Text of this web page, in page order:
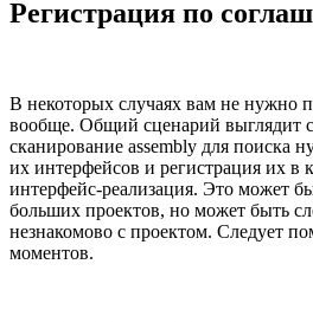
Регистрация по
В некоторых случаях вам не нужно
вообще. Общий сценарий выглядит
сканирование assembly для поиска
их интерфейсов и регистрация их в
интерфейс-реализация. Это может
больших проектов, но может быть
незнакомово с проектом. Следует
моментов.